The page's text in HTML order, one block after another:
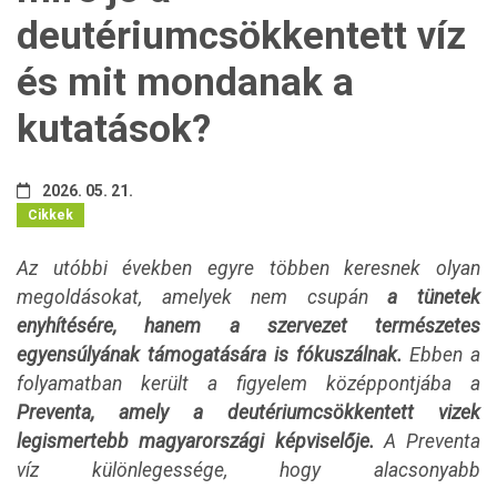
deutériumcsökkentett víz
és mit mondanak a
kutatások?
2026. 05. 21.
Cikkek
Az utóbbi években egyre többen keresnek olyan
megoldásokat, amelyek nem csupána tünetek
enyhítésére, hanem a szervezet természetes
egyensúlyának támogatására is fókuszálnak. Ebben a
folyamatban került a figyelem középpontjába a
Preventa, amely a deutériumcsökkentett vizek
legismertebb magyarországi képviselője. A Preventa
víz különlegessége, hogy alacsonyabb